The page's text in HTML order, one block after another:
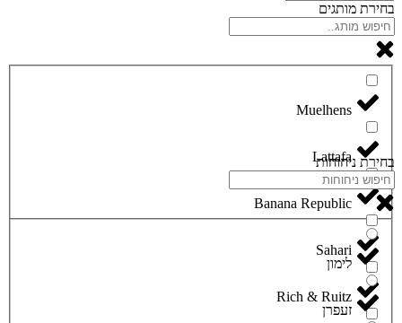
בחירת מותגים
Lattafa
Banana Republic
Sahari
Rich & Ruitz
בחירת ניחוחות
לימון
זעפרן